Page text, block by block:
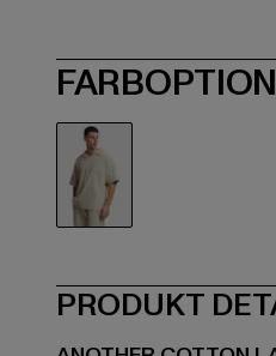
PRODUKT